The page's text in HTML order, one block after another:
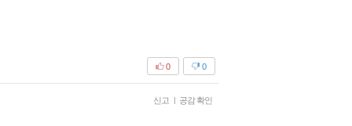
0
0
신고 | 공감 확인